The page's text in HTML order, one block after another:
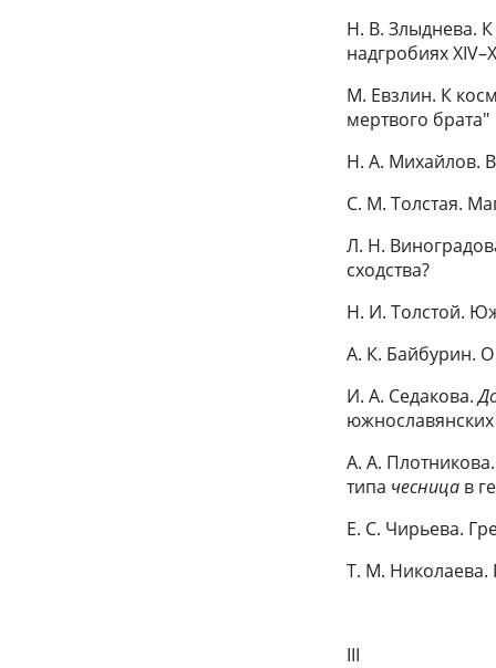
Н. В. Злыднева.
надгробиях
М. Евзлин. К
мертвого брата"
Н. А. Михайлов.
С. М. Толстая.
Л. Н.
сходства?
Н. И. Толстой.
А. К. Байбурин.
И. А. Седакова.
A. А.
типа чесница в
Е. С. Чирьева.
Т. М. Николаева.
III